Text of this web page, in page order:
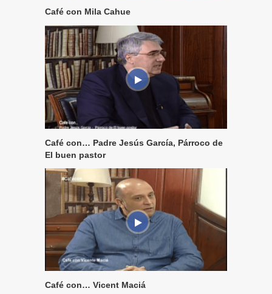
Café con Mila Cahue
Café con… Padre Jesús García, Párroco de
El buen pastor
Café con… Vicent Maciá